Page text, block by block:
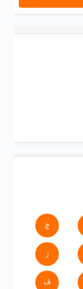
ج
ز
ف